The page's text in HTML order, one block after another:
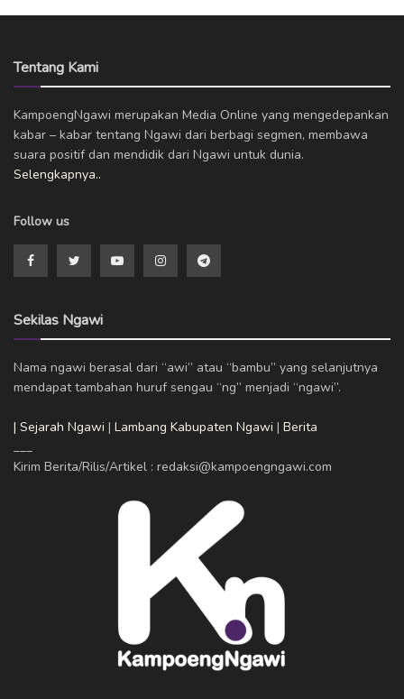
Tentang Kami
KampoengNgawi merupakan Media Online yang mengedepankan
kabar – kabar tentang Ngawi dari berbagi segmen, membawa
suara positif dan mendidik dari Ngawi untuk dunia.
Selengkapnya..
Follow us
Sekilas Ngawi
Nama ngawi berasal dari “awi” atau “bambu” yang selanjutnya
mendapat tambahan huruf sengau “ng” menjadi “ngawi”.
| Sejarah Ngawi | Lambang Kabupaten Ngawi | Berita
Kirim Berita/Rilis/Artikel : redaksi@kampoengngawi.com